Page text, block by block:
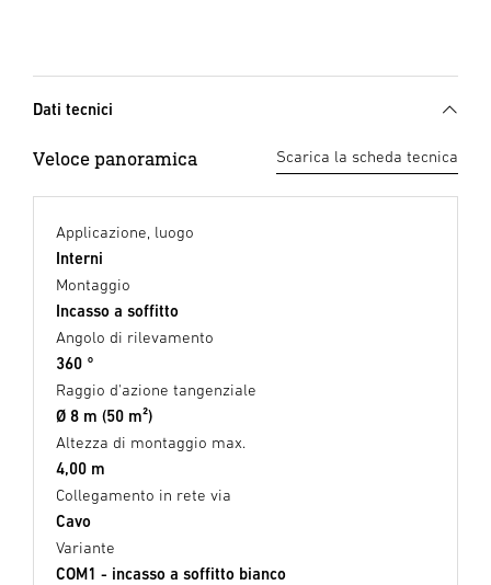
Dati tecnici
Veloce panoramica Scarica la scheda tecnica
Applicazione, luogo
Interni
Montaggio
Incasso a soffitto
Angolo di rilevamento
360 °
Raggio d'azione tangenziale
Ø 8 m (50 m²)
Altezza di montaggio max.
4,00 m
Collegamento in rete via
Cavo
Variante
COM1 - incasso a soffitto bianco